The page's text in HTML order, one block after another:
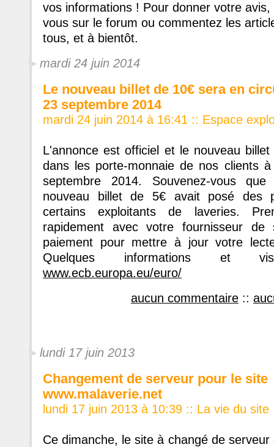
vos informations ! Pour donner votre avis,
vous sur le forum ou commentez les
tous, et à bientôt.
mardi 24 juin 2014
Le nouveau billet de 10€ sera en
23 septembre 2014
mardi 24 juin 2014 à 16:41 :: Espace
L'annonce est officiel et le nouveau
dans les porte-monnaie de nos clients
septembre 2014. Souvenez-vous
nouveau billet de 5€ avait posé des
certains exploitants de laveries.
rapidement avec votre fournisseur de
paiement pour mettre à jour votre
Quelques informations et
www.ecb.europa.eu/euro/
aucun commentaire ::
lundi 17 juin 2013
Changement de serveur pour le site
www.malaverie.net
lundi 17 juin 2013 à 10:39 :: La vie du site
Ce dimanche, le site à changé de